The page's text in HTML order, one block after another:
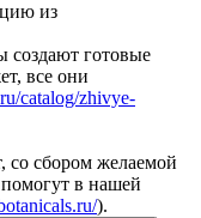
из
готовые
все они
catalog/zhivye-
со сбором желаемой
в нашей
).